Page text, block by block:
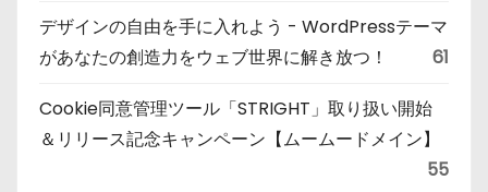
デザインの自由を手に入れよう - WordPressテーマ
があなたの創造力をウェブ世界に解き放つ！
61
Cookie同意管理ツール「STRIGHT」取り扱い開始
＆リリース記念キャンペーン【ムームードメイン】
55